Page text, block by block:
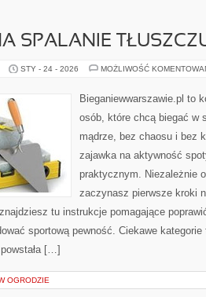
SPALANIE
STY - 24 - 2026 MOŻLIWOŚĆ
Bieganiewwarszawie.pl to
osób, które chcą biegać w
mądrze, bez chaosu i bez
zajawka na aktywność
praktycznym. Niezależnie
zaczynasz pierwsze kroki
tu instrukcje pomagające
sportową pewność. Ciekawe kategorie
[…]
OGRODZIE